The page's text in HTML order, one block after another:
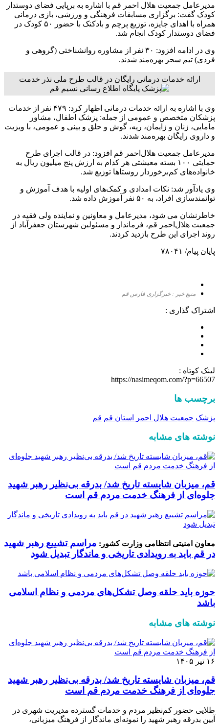
مدیرعامل جمعیت هلال احمر قم با اشاره به برپایی فضای دوستدار
کودک گفت: برگزاری مسابقات فرهنگی و ورزشی، بازی درمانی
همراه با اهدای جایزه، توزیع پرچم و بادکنک با حضور ۵۰ کودک در
فضای دوستدار کودک انجام شد.
وی در ادامه افزود: ۳۰ نفر از مشاوره روانشناختی (گروهی و
فردی) تیم سحر بهره‌مند شدند.
ارائه خدمات درمانی رایگان در قالب طرح ملی نذر خدمت
وی با اشاره به ارائه خدمات درمانی اظهار کرد: ۴۷۹ نفر از خدمات
پزشکان متخصص و عمومی از جمله: پزشک اطفال، مشاور
مامایی، زنان و زایمان، ریه، گوش و حلق و بینی و عمومی، با ویزیت
و داروی رایگان بهره‌مند شدند.
مدیرعامل جمعیت هلال‌احمر قم افزود: در قالب اجرای طرح
حمایتی ۱۰۰ بسته معیشتی هر کدام به ارزش پنج میلیون ریال به
خانواده‌های کم‌برخوردار روستاها توزیع شد.
وی یادآور شد: نکات امدادی و کمک‌های اولیه با هدف آموزش و
توانمندسازی افراد، به ۵۰ نفر آموزش داده شد.
خاطرنشان می شود، مدیرعامل و معاونین و نماینده ولی فقیه در
جمعیت هلال‌احمر قم، فرماندار و مسئولین شهرستان جعفرآباد از
روند اجرای این طرح بازدید کردند.
پایان پیام/ ۷۸۰۴۱
منبع خبر : خبرگزاری فارس قم
اشتراک گذاری :
لینک کوتاه :
https://nasimeqom.com/?p=66507
برچسب ها
پزشک جمعیت هلال احمر استان قم قم
نوشته های مشابه
قم، میزبان شایسته تاریخ شد/ بدرقه بی‌نظیر رهبر شهید
جلوه‌ای از فرهنگ خدمت مردم قم است
معاون امنیتی انتظامی وزارت کشور: مراسم تشییع رهبر شهید
در قم باید به رویدادی تاریخی و ماندگار تبدیل شود
حوزه باید حلقه وصل تشکل‌های مردمی و نظام اسلامی
باشد
نوشته های مشابه
۱۶ تیر ۱۴۰۵
قم، میزبان شایسته تاریخ شد/ بدرقه بی‌نظیر رهبر شهید
جلوه‌ای از فرهنگ خدمت مردم قم است
طلایی حضور کم‌نظیر مردم و خدمات گسترده مدیریت شهری در
آیین بدرقه رهبر شهید را نمونه‌ای ماندگار از فرهنگ میزبانی،